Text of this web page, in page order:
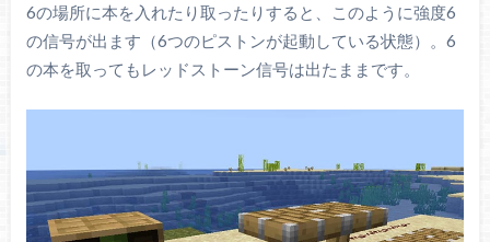
6の場所に本を入れたり取ったりすると、このように強度6
の信号が出ます（6つのピストンが起動している状態）。6
の本を取ってもレッドストーン信号は出たままです。